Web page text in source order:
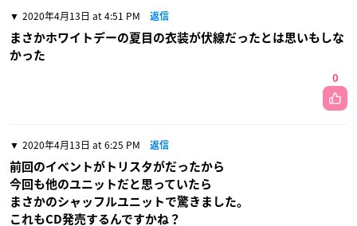
2020年4月13日 at 4:51 PM 返信
まさかホワイトデーの夏目の衣装が伏線だったとは思いもしな
かった
0
2020年4月13日 at 6:25 PM 返信
前回のイベントがトリスタがだったから
今回も他のユニットだと思っていたら
まさかのシャッフルユニットで驚きました。
これもCD発売するんですかね？